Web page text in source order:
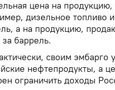
цена на
дизельное топливо
а на продукцию,
баррель.
своим эмбарго
нефтепродукты, а
ограничить доходы